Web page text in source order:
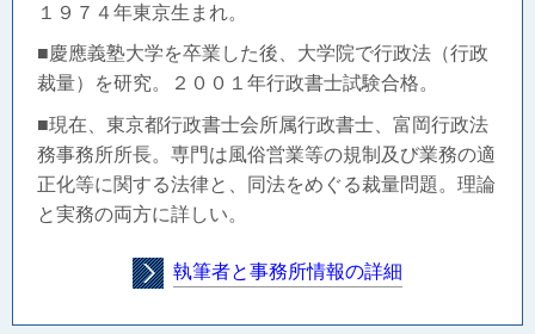
１９７４年東京生まれ。
■慶應義塾大学を卒業した後、大学院で行政法（行政
裁量）を研究。２００１年行政書士試験合格。
■現在、東京都行政書士会所属行政書士、富岡行政法
務事務所所長。 専門は風俗営業等の規制及び業務の適
正化等に関する法律と、同法をめぐる裁量問題。理論
と実務の両方に詳しい。
執筆者と事務所情報の詳細